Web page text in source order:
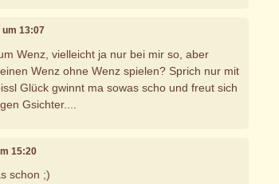
um 13:07
Wenz, vielleicht ja nur bei mir so, aber
Wenz ohne Wenz spielen? Sprich nur mit
Glück gwinnt ma sowas scho und freut sich
Gsichter....
15:20
schon ;)